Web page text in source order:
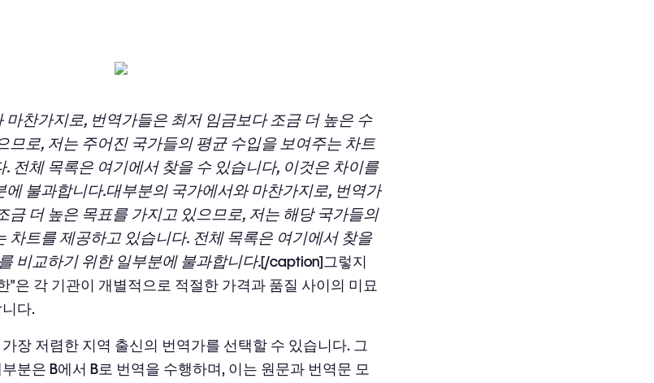
찬가지로, 번역가들은 최저 임금보다 조금 더 높은 수
므로, 저는 주어진 국가들의 평균 수입을 보여주는 차트
전체 목록은 여기에서 찾을 수 있습니다, 이것은 차이를
에 불과합니다.대부분의 국가에서와 마찬가지로, 번역가
금 더 높은 목표를 가지고 있으므로, 저는 해당 국가들의
차트를 제공하고 있습니다. 전체 목록은 여기에서 찾을
비교하기 위한 일부분에 불과합니다.[/caption]그렇지
"은 각 기관이 개별적으로 적절한 가격과 품질 사이의 미묘
다.
장 저렴한 지역 출신의 번역가를 선택할 수 있습니다. 그
분은 B에서 B로 번역을 수행하며, 이는 원문과 번역문 모